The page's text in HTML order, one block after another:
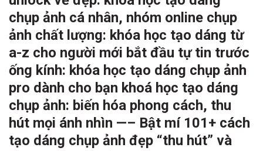
chụp ảnh cá nhân, nhóm online chụp
ảnh chất lượng: khóa học tạo dáng từ
a-z cho người mới bắt đầu tự tin trước
ống kính: khóa học tạo dáng chụp ảnh
pro dành cho bạn khoá học tạo dáng
chụp ảnh: biến hóa phong cách, thu
hút mọi ánh nhìn —– Bật mí 101+ cách
tạo dáng chụp ảnh đẹp “thu hút” và